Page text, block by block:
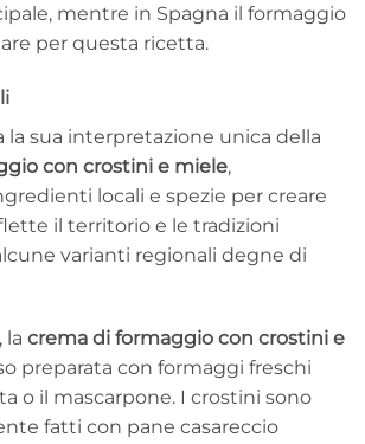
mentre in Spagna il formaggio
per questa ricetta.
la sua interpretazione unica della
con crostini e miele,
locali e spezie per creare
il territorio e le tradizioni
varianti regionali degne di
la crema di formaggio con crostini e
preparata con formaggi freschi
o il mascarpone. I crostini sono
fatti con pane casareccio